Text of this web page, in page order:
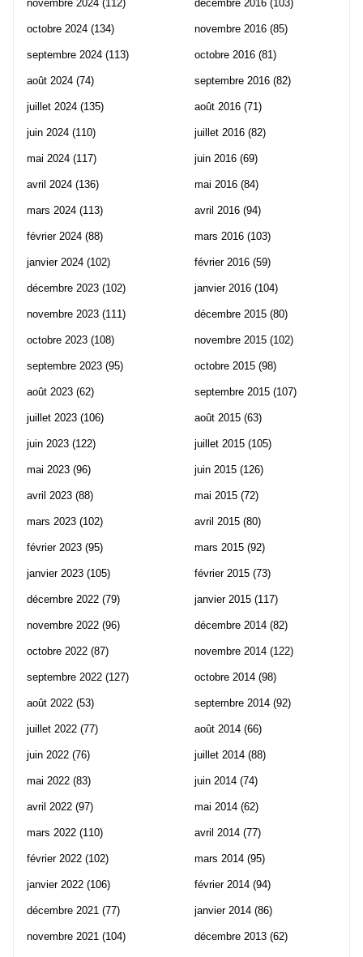
novembre 2024 (112)
octobre 2024 (134)
septembre 2024 (113)
août 2024 (74)
juillet 2024 (135)
juin 2024 (110)
mai 2024 (117)
avril 2024 (136)
mars 2024 (113)
février 2024 (88)
janvier 2024 (102)
décembre 2023 (102)
novembre 2023 (111)
octobre 2023 (108)
septembre 2023 (95)
août 2023 (62)
juillet 2023 (106)
juin 2023 (122)
mai 2023 (96)
avril 2023 (88)
mars 2023 (102)
février 2023 (95)
janvier 2023 (105)
décembre 2022 (79)
novembre 2022 (96)
octobre 2022 (87)
septembre 2022 (127)
août 2022 (53)
juillet 2022 (77)
juin 2022 (76)
mai 2022 (83)
avril 2022 (97)
mars 2022 (110)
février 2022 (102)
janvier 2022 (106)
décembre 2021 (77)
novembre 2021 (104)
décembre 2016 (103)
novembre 2016 (85)
octobre 2016 (81)
septembre 2016 (82)
août 2016 (71)
juillet 2016 (82)
juin 2016 (69)
mai 2016 (84)
avril 2016 (94)
mars 2016 (103)
février 2016 (59)
janvier 2016 (104)
décembre 2015 (80)
novembre 2015 (102)
octobre 2015 (98)
septembre 2015 (107)
août 2015 (63)
juillet 2015 (105)
juin 2015 (126)
mai 2015 (72)
avril 2015 (80)
mars 2015 (92)
février 2015 (73)
janvier 2015 (117)
décembre 2014 (82)
novembre 2014 (122)
octobre 2014 (98)
septembre 2014 (92)
août 2014 (66)
juillet 2014 (88)
juin 2014 (74)
mai 2014 (62)
avril 2014 (77)
mars 2014 (95)
février 2014 (94)
janvier 2014 (86)
décembre 2013 (62)